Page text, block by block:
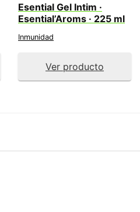
Esential Gel Intim ·
Esential’Aroms · 225 ml
Inmunidad
Ver producto